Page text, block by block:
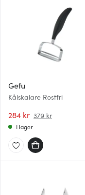
Gefu
Kålskalare Rostfri
284 kr 379 kr
I lager